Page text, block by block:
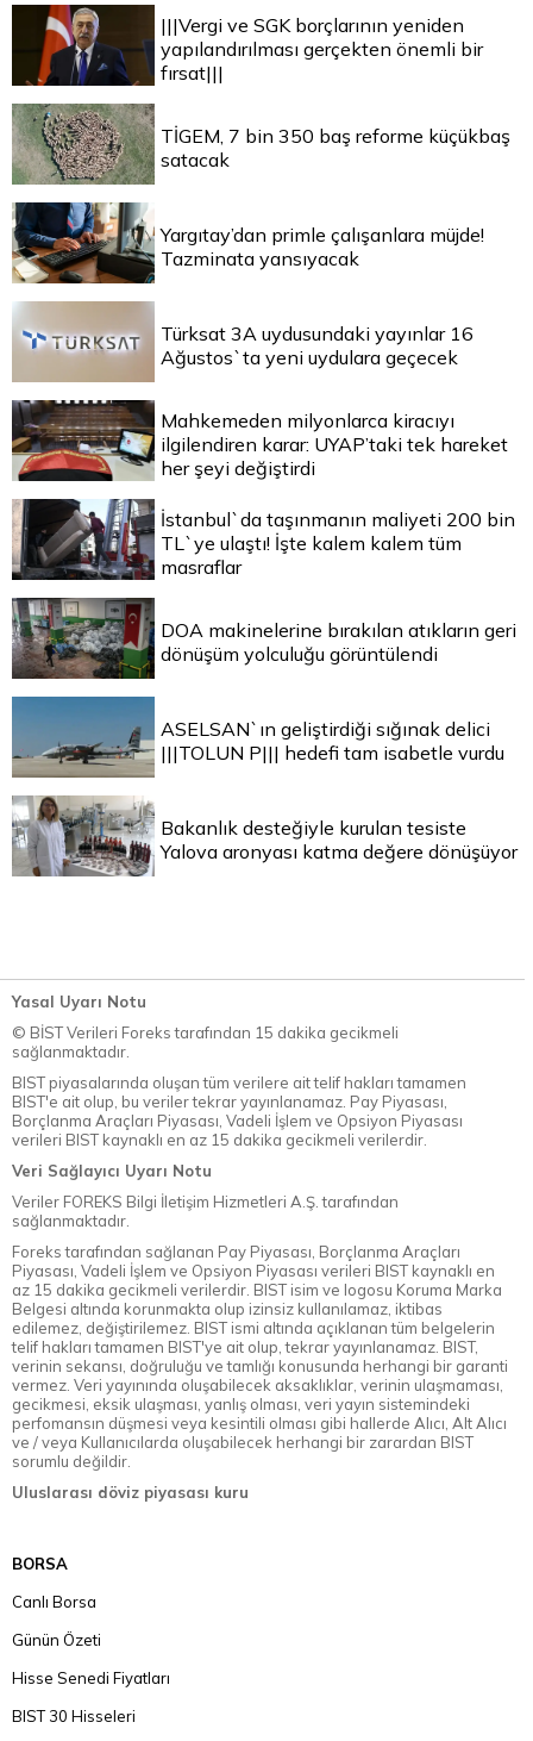
|||Vergi ve SGK borçlarının yeniden
yapılandırılması gerçekten önemli bir
fırsat|||
TİGEM, 7 bin 350 baş reforme küçükbaş
satacak
Yargıtay’dan primle çalışanlara müjde!
Tazminata yansıyacak
Türksat 3A uydusundaki yayınlar 16
Ağustos`ta yeni uydulara geçecek
Mahkemeden milyonlarca kiracıyı
ilgilendiren karar: UYAP’taki tek hareket
her şeyi değiştirdi
İstanbul`da taşınmanın maliyeti 200 bin
TL`ye ulaştı! İşte kalem kalem tüm
masraflar
DOA makinelerine bırakılan atıkların geri
dönüşüm yolculuğu görüntülendi
ASELSAN`ın geliştirdiği sığınak delici
|||TOLUN P||| hedefi tam isabetle vurdu
Bakanlık desteğiyle kurulan tesiste
Yalova aronyası katma değere dönüşüyor
Yasal Uyarı Notu
© BİST Verileri Foreks tarafından 15 dakika gecikmeli
sağlanmaktadır.
BIST piyasalarında oluşan tüm verilere ait telif hakları tamamen
BIST'e ait olup, bu veriler tekrar yayınlanamaz. Pay Piyasası,
Borçlanma Araçları Piyasası, Vadeli İşlem ve Opsiyon Piyasası
verileri BIST kaynaklı en az 15 dakika gecikmeli verilerdir.
Veri Sağlayıcı Uyarı Notu
Veriler FOREKS Bilgi İletişim Hizmetleri A.Ş. tarafından
sağlanmaktadır.
Foreks tarafından sağlanan Pay Piyasası, Borçlanma Araçları
Piyasası, Vadeli İşlem ve Opsiyon Piyasası verileri BIST kaynaklı en
az 15 dakika gecikmeli verilerdir. BIST isim ve logosu Koruma Marka
Belgesi altında korunmakta olup izinsiz kullanılamaz, iktibas
edilemez, değiştirilemez. BIST ismi altında açıklanan tüm belgelerin
telif hakları tamamen BIST'ye ait olup, tekrar yayınlanamaz. BIST,
verinin sekansı, doğruluğu ve tamlığı konusunda herhangi bir garanti
vermez. Veri yayınında oluşabilecek aksaklıklar, verinin ulaşmaması,
gecikmesi, eksik ulaşması, yanlış olması, veri yayın sistemindeki
perfomansın düşmesi veya kesintili olması gibi hallerde Alıcı, Alt Alıcı
ve / veya Kullanıcılarda oluşabilecek herhangi bir zarardan BIST
sorumlu değildir.
Uluslarası döviz piyasası kuru
BORSA
Canlı Borsa
Günün Özeti
Hisse Senedi Fiyatları
BIST 30 Hisseleri